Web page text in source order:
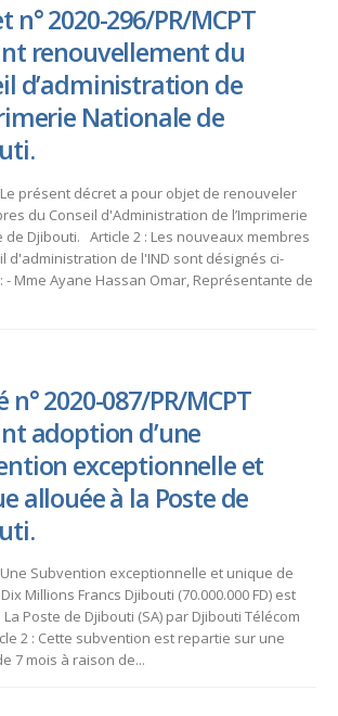
n° 2020-296/PR/MCPT
renouvellement du
d’administration de
Nationale de
Le présent décret a pour objet de renouveler
du Conseil d'Administration de l’Imprimerie
de Djibouti. Article 2 : Les nouveaux membres
d'administration de l'IND sont désignés ci-
- Mme Ayane Hassan Omar, Représentante de
n° 2020-087/PR/MCPT
adoption d’une
exceptionnelle et
allouée à la Poste de
Une Subvention exceptionnelle et unique de
Millions Francs Djibouti (70.000.000 FD) est
Poste de Djibouti (SA) par Djibouti Télécom
2 : Cette subvention est repartie sur une
7 mois à raison de...